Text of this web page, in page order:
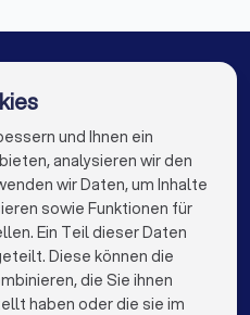
Linden (Hessen)
in Haiger
in Berlin
in Hamburg
in München
in Köln
für Sieund Ihnen ein
analysieren wir den
wir Daten, um Inhalte
sowie Funktionen für
Ein Teil dieser Daten
Diese können die
die Sie ihnen
haben oder die sie im